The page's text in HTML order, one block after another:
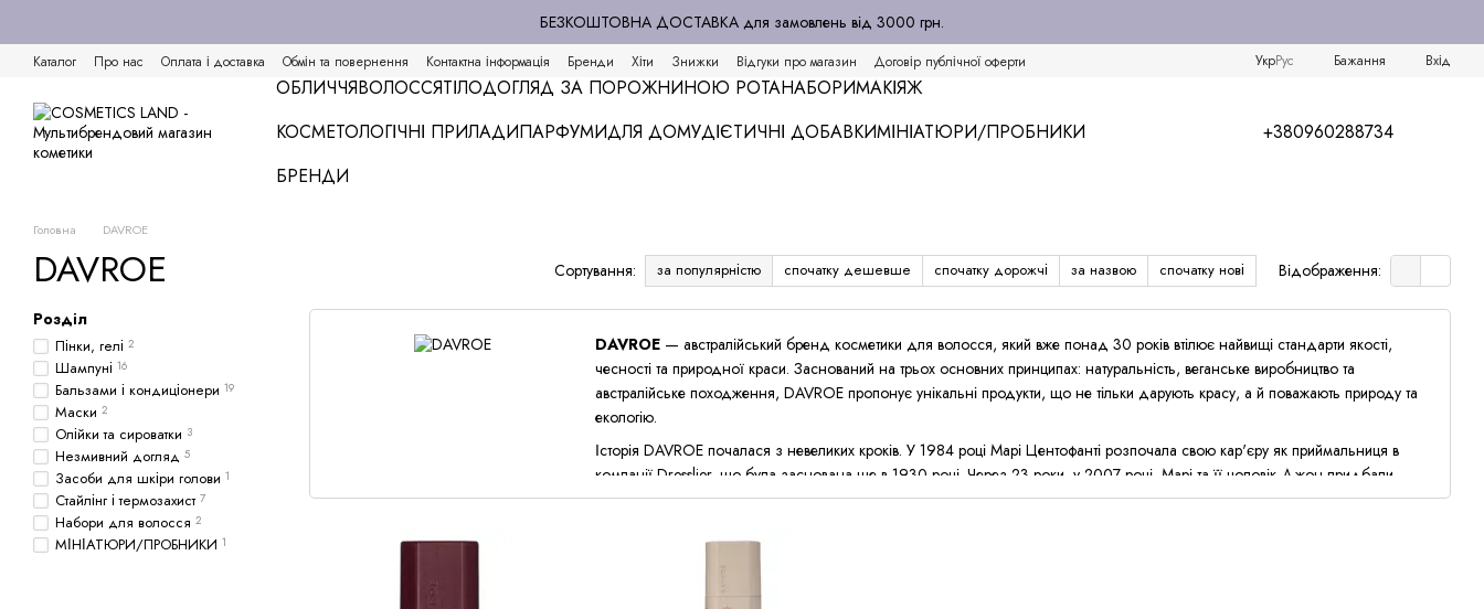
БЕЗКОШТОВНА ДОСТАВКА для замовлень від 3000 грн.
Каталог Про нас Оплата і доставка Обмін та повернення Контактна інформація Бренди Хіти Знижки Відгуки про магазин Договір публічної оферти УкрРус Бажання Вхід
ОБЛИЧЧЯВОЛОССЯТІЛОДОГЛЯД ЗА ПОРОЖНИНОЮ РОТАНАБОРИМАКІЯЖ
КОСМЕТОЛОГІЧНІ ПРИЛАДИПАРФУМИДЛЯ ДОМУДІЄТИЧНІ ДОБАВКИМІНІАТЮРИ/ПРОБНИКИ
БРЕНДИ
+380960288734
Головна DAVROE
DAVROE Сортування: за популярністю спочатку дешевше спочатку дорожчі за назвою спочатку нові Відображення:
DAVROE — австралійський бренд косметики для волосся, який вже понад 30 років втілює найвищі стандарти якості,
чесності та природної краси. Заснований на трьох основних принципах: натуральність, веганське виробництво та
австралійське походження, DAVROE пропонує унікальні продукти, що не тільки дарують красу, а й поважають природу та
екологію.
Історія DAVROE почалася з невеликих кроків. У 1984 році Марі Центофанті розпочала свою кар'єру як приймальниця в
компанії Dresslier, що була заснована ще в 1930 році. Через 23 роки, у 2007 році, Марі та її чоловік Джон придбали
бізнес, який знаходився на межі кризи, з наміром змінити його курс. Вони втілили у життя сміливу ідею перетворення,
маркою, що відмовилася від сульфатів, парабенів і нафтохімічних продуктів, ставши на шлях екологічно чистого
виробництва. Усі засоби виготовлені з найвищої якості інгредієнтів, дбайливо підібраних, щоб задовольнити потреби
навіть найчутливішої шкіри.
Розділ
Пінки, гелі 2
Шампуні 16
Бальзами і кондиціонери 19
Маски 2
Олійки та сироватки 3
Незмивний догляд 5
Засоби для шкіри голови 1
Стайлінг і термозахист 7
Набори для волосся 2
МІНІАТЮРИ/ПРОБНИКИ 1